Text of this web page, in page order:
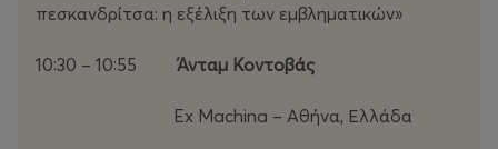
πεσκανδρίτσα: η εξέλιξη των εμβληματικών»
10:30 – 10:55 Άνταμ Κοντοβάς
Ex Machina – Αθήνα, Ελλάδα